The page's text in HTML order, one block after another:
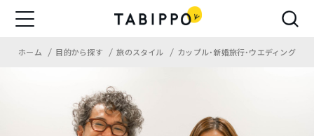
ホーム 目的から探す 旅のスタイル カップル・新婚旅行・ウエディング